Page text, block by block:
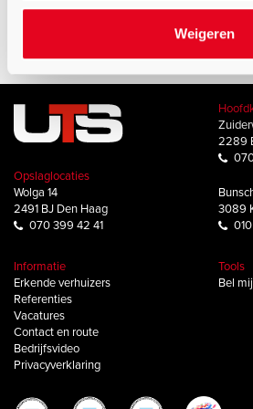
Weigeren
Rotterdam:010 820 95 70ofmailons.
Opslaglocaties
Wolga 14
2491 BJ Den Haag
070 399 42 41
2289
3089
Informatie
Erkende verhuizers
Referenties
Vacatures
Contact en route
Bedrijfsvideo
Privacyverklaring
Tools
Bel